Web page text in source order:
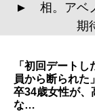
▲ 相。アベ
期
「初回デートし
員から断られた
卒34歳女性が、
な…